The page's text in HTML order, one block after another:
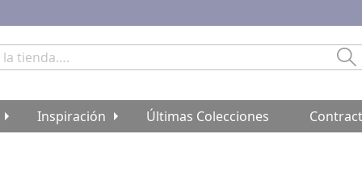
Inspiración Últimas Colecciones Contract